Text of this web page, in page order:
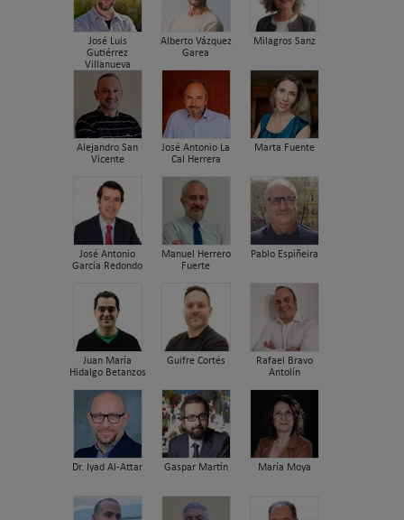
José Luis
Gutiérrez
Villanueva
Alberto Vázquez
Garea
Milagros Sanz
Alejandro San
Vicente
José Antonio La
Cal Herrera
Marta Fuente
José Antonio
García Redondo
Manuel Herrero
Fuerte
Pablo Espiñeira
Juan María
Hidalgo Betanzos
Guifre Cortés
Rafael Bravo
Antolín
Dr. Iyad Al-Attar Gaspar Martín María Moya